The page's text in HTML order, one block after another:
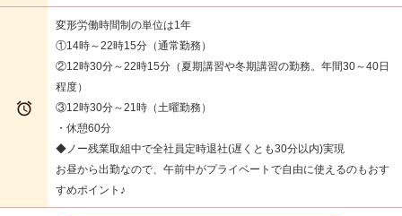

変形労働時間制の単位は1年
①14時～22時15分（通常勤務）
②12時30分～22時15分（夏期講習や冬期講習の勤務。年間30～40日
程度）
③12時30分～21時（土曜勤務）
・休憩60分
◆ノー残業取組中で全社員定時退社(遅くとも30分以内)実現
お昼から出勤なので、午前中がプライベートで自由に使えるのもおす
すめポイント♪